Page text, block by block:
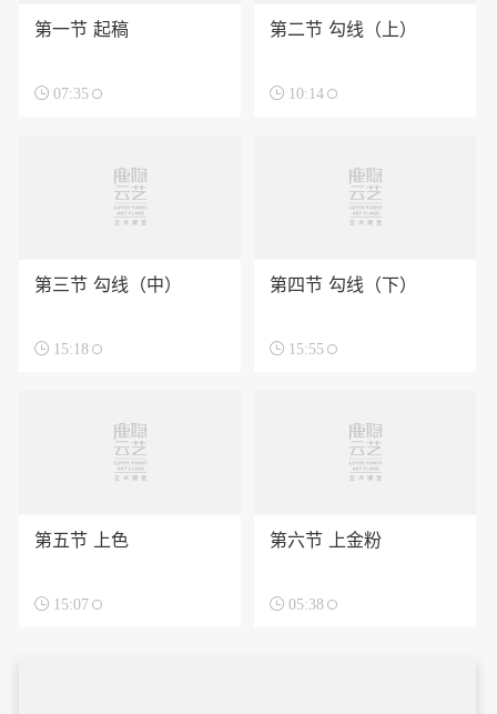
第一节 起稿
 07:35
第二节 勾线（上）
 10:14
第三节 勾线（中）
 15:18
第四节 勾线（下）
 15:55
第五节 上色
 15:07
第六节 上金粉
 05:38